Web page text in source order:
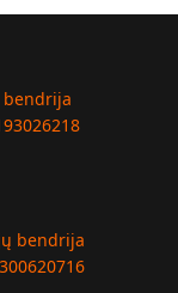
bendrija
bendrija